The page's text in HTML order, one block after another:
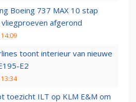
Boeing 737 MAX 10 stap
afgerond
toont interieur van nieuwe
E2
toezicht ILT op KLM E&M om